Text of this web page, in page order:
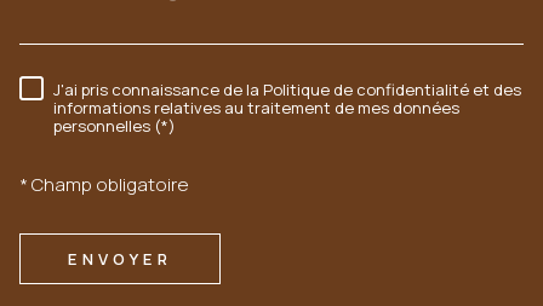
RÈGLEMENTATION
J'ai pris connaissance de la Politique de confidentialité et des
informations relatives au traitement de mes données
personnelles (*)
* Champ obligatoire
ENVOYER